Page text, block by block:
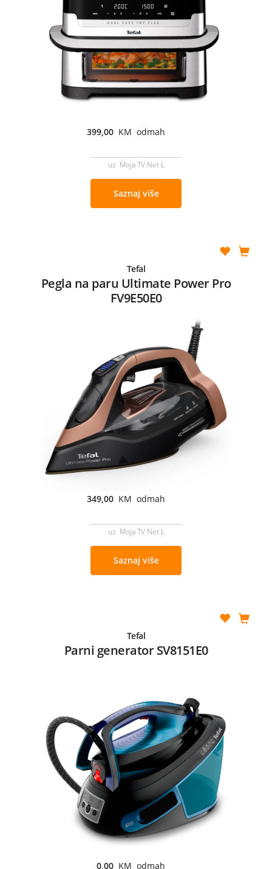
399,00 KM odmah
uz Moja TV Net L
Saznaj više
Tefal
Pegla na paru Ultimate Power Pro
FV9E50E0
349,00 KM odmah
uz Moja TV Net L
Saznaj više
Tefal
Parni generator SV8151E0
0,00 KM odmah